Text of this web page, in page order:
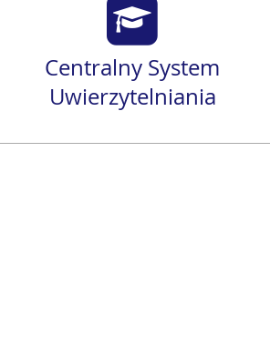
Centralny System
Uwierzytelniania